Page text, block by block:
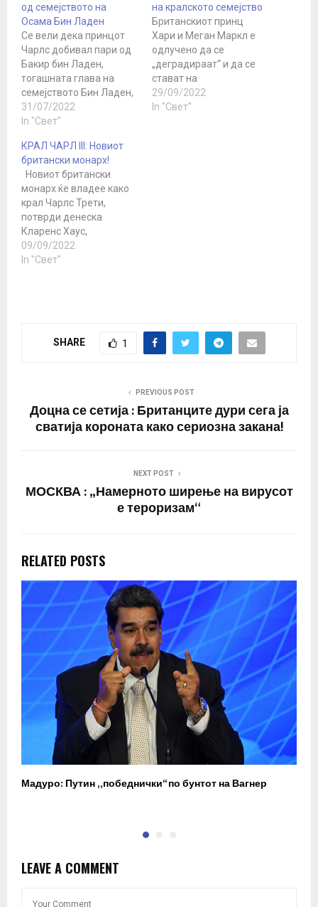
од семејството на
Осама Бин Ладен
Се вели дека принцот
Чарлс добивал пари од
Бакир бин Ладен,
тогашната глава на
семејството Бин Ладен,
и неговиот брат Шафик,
кои се полубраќа на
Британскиот принц
Чарлс прифатил
донација од еден
милион фунти од
семејството на лидерот
на Ал Каеда Осама бин
Ладен за неговата
добротворна…
31/07/2022
In "Свет"
на кралското семејство
Британскиот принц
Хари и Меган Маркл е
одлучено да се
„деградираат“ и да се
стават на
претпоследното место
на листата на членови
29/09/2022
In "Свет"
КРАЛ ЧАРЛ III: Новиот
британски монарх!
Новиот британски
монарх ќе владее како
крал Чарлс Трети,
потврди денеска
Кларенс Хаус,
резиденцијата на
принцот од Велс.
Елизабета Втора, изјави
09/09/2022
In "Свет"
SHARE 1
PREVIOUS POST
Доцна се сетија : Британците дури сега ја
сватија короната како сериозна закана!
NEXT POST
МОСКВА : „Намерното ширење на вирусот
е тероризам“
RELATED POSTS
Мадуро: Путин „победнички“ по бунтот на Вагнер
LEAVE A COMMENT